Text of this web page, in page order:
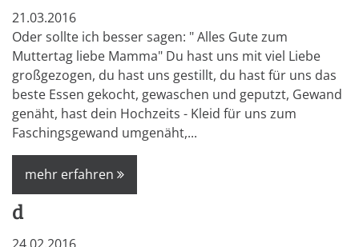
21.03.2016
Oder sollte ich besser sagen: " Alles Gute zum
Muttertag liebe Mamma" Du hast uns mit viel Liebe
großgezogen, du hast uns gestillt, du hast für uns das
beste Essen gekocht, gewaschen und geputzt, Gewand
genäht, hast dein Hochzeits - Kleid für uns zum
Faschingsgewand umgenäht,...
mehr erfahren
d